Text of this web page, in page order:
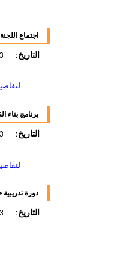
اجتماع
التاريخ: 23 -
برنامج بناء
التاريخ: 23 -
دورة
التاريخ: 23 -